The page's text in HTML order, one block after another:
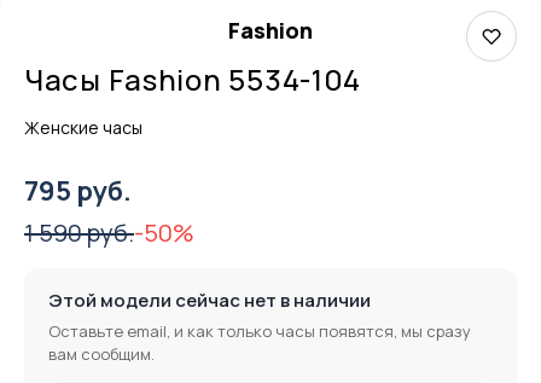
Fashion
Часы Fashion 5534-104
Женские часы
795 руб.
1 590 руб.-50%
Этой модели сейчас нет в наличии
Оставьте email, и как только часы появятся, мы сразу
вам сообщим.